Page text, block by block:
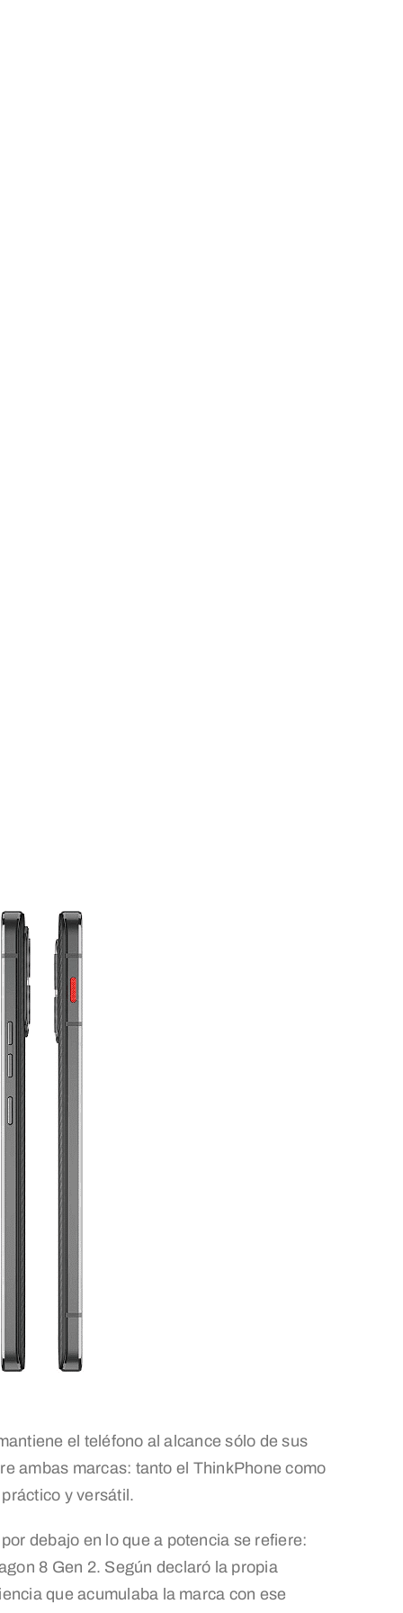
el teléfono al alcance sólo de sus
ambas marcas: tanto el ThinkPhone como
y versátil.
debajo en lo que a potencia se refiere:
8 Gen 2. Según declaró la propia
que acumulaba la marca con ese